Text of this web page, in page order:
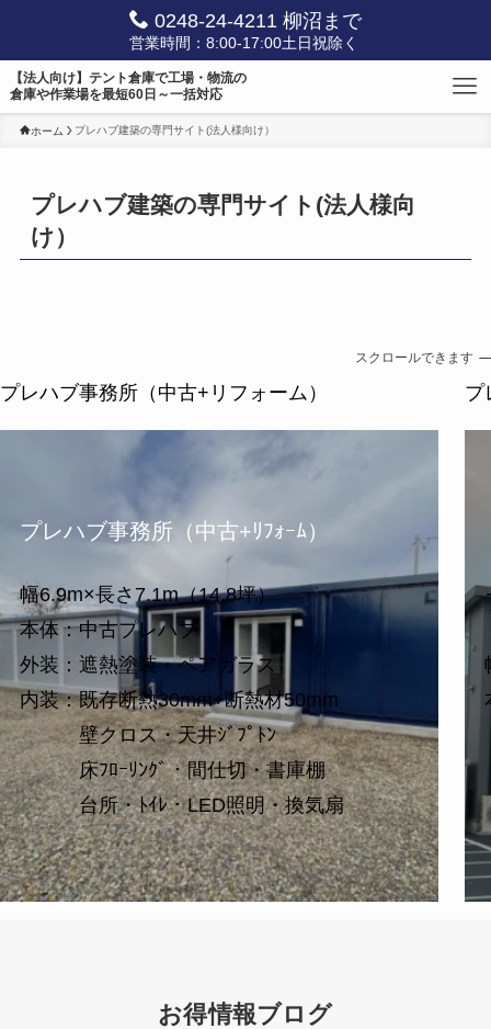
0248-24-4211 柳沼まで
営業時間：8:00-17:00土日祝除く
【法人向け】テント倉庫で工場・物流の
倉庫や作業場を最短60日～一括対応
ホーム プレハブ建築の専門サイト(法人様向け）
プレハブ建築の専門サイト(法人様向
け）
スクロールできます
プレハブ事務所（中古+リフォーム）
プレハブ事務所（中古+ﾘﾌｫｰﾑ）
幅6.9m×長さ7.1m（14.8坪）
本体：中古プレハブ
外装：遮熱塗装・ペアガラス
内装：既存断熱30mm+断熱材50mm
壁クロス・天井ｼﾞﾌﾟﾄﾝ
床ﾌﾛｰﾘﾝｸﾞ・間仕切・書庫棚
台所・ﾄｲﾚ・LED照明・換気扇
プ
お得情報ブログ